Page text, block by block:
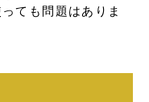
ても問題はありま